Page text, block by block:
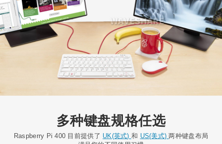
多种键盘规格任选
Raspberry Pi 400 目前提供了 UK(英式) 和 US(美式)两种键盘布局